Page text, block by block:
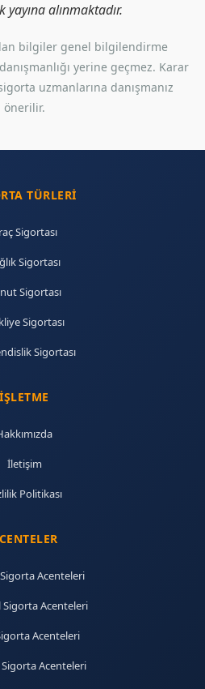
yayına alınmaktadır.
bilgiler genel bilgilendirme
yerine geçmez. Karar
uzmanlarına danışmanız
önerilir.
TÜRLERI
Sigortası
Sigortası
Sigortası
Sigortası
Sigortası
İŞLETME
İletişim
Politikası
Acenteleri
Acenteleri
Acenteleri
Acenteleri